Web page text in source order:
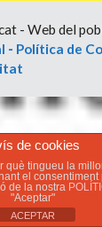
- Web del
- Política de
de cookies
què tingueu la
el
de la nostra
"Aceptar"
ACEPTAR